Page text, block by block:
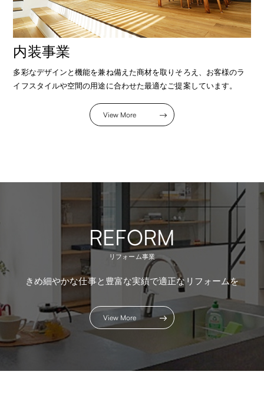
内装事業
多彩なデザインと機能を兼ね備えた商材を取りそろえ、お客様のラ
イフスタイルや空間の用途に合わせた最適なご提案しています。
View More
REFORM
リフォーム事業
きめ細やかな仕事と豊富な実績で適正なリフォームを
View More